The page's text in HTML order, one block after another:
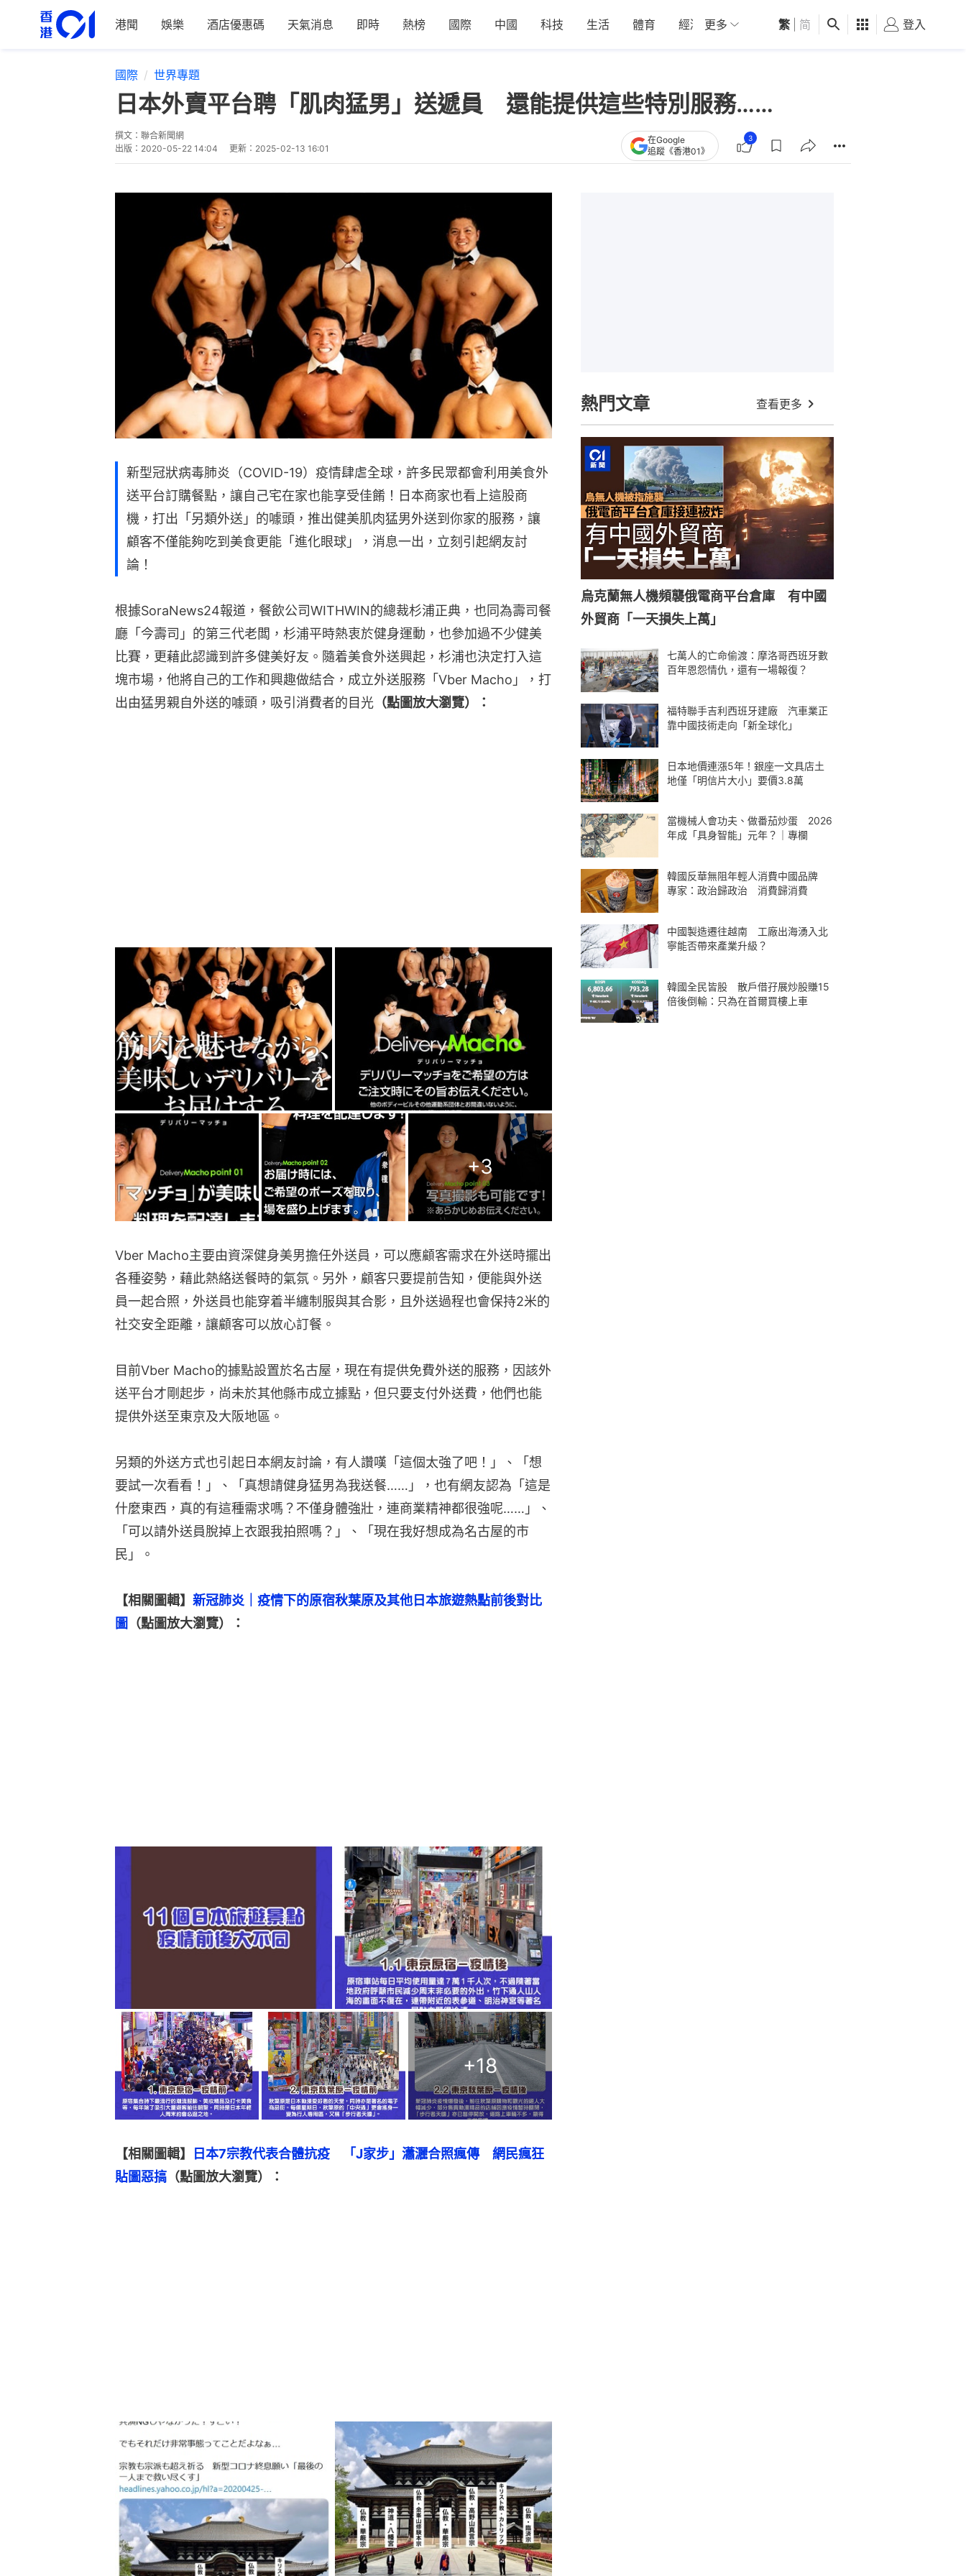
港聞 娛樂 酒店優惠碼 天氣消息 即時 熱榜 國際 中國 科技 生活 體育 經濟 01深圳 觀點 健康 好食玩飛
更多 繁 简 登入
國際 世界專題
日本外賣平台聘「肌肉猛男」送遞員 還能提供這些特別服務……
撰文： 聯合新聞網
出版： 2020-05-22 14:04 更新： 2025-02-13 16:01
在Google
追蹤《香港01》
3
新型冠狀病毒肺炎（COVID-19）疫情肆虐全球，許多民眾都會利用美食外
送平台訂購餐點，讓自己宅在家也能享受佳餚！日本商家也看上這股商
機，打出「另類外送」的噱頭，推出健美肌肉猛男外送到你家的服務，讓
顧客不僅能夠吃到美食更能「進化眼球」，消息一出，立刻引起網友討
論！
根據SoraNews24報道，餐飲公司WITHWIN的總裁杉浦正典，也同為壽司餐
廳「今壽司」的第三代老闆，杉浦平時熱衷於健身運動，也參加過不少健美
比賽，更藉此認識到許多健美好友。隨着美食外送興起，杉浦也決定打入這
塊市場，他將自己的工作和興趣做結合，成立外送服務「Vber Macho」，打
出由猛男親自外送的噱頭，吸引消費者的目光 （點圖放大瀏覽）：
+3
Vber Macho主要由資深健身美男擔任外送員，可以應顧客需求在外送時擺出
各種姿勢，藉此熱絡送餐時的氣氛。另外，顧客只要提前告知，便能與外送
員一起合照，外送員也能穿着半纏制服與其合影，且外送過程也會保持2米的
社交安全距離，讓顧客可以放心訂餐。
目前Vber Macho的據點設置於名古屋，現在有提供免費外送的服務，因該外
送平台才剛起步，尚未於其他縣市成立據點，但只要支付外送費，他們也能
提供外送至東京及大阪地區。
另類的外送方式也引起日本網友討論，有人讚嘆「這個太強了吧！」、「想
要試一次看看！」、「真想請健身猛男為我送餐……」，也有網友認為「這是
什麼東西，真的有這種需求嗎？不僅身體強壯，連商業精神都很強呢……」、
「可以請外送員脫掉上衣跟我拍照嗎？」、「現在我好想成為名古屋的市
民」。
【相關圖輯】 新冠肺炎｜疫情下的原宿秋葉原及其他日本旅遊熱點前後對比
圖 （點圖放大瀏覽）：
+18
【相關圖輯】
日本7宗教代表合體抗疫　「J家步」瀟灑合照瘋傳　網民瘋狂
貼圖惡搞 （點圖放大瀏覽）：
熱門文章 查看更多
烏克蘭無人機頻襲俄電商平台倉庫 有中國
外貿商「一天損失上萬」
七萬人的亡命偷渡：摩洛哥西班牙數
百年恩怨情仇，還有一場報復？
福特聯手吉利西班牙建廠 汽車業正
靠中國技術走向「新全球化」
日本地價連漲5年！銀座一文具店土
地僅「明信片大小」要價3.8萬
當機械人會功夫、做番茄炒蛋 2026
年成「具身智能」元年？｜專欄
韓國反華無阻年輕人消費中國品牌
專家：政治歸政治 消費歸消費
中國製造遷往越南 工廠出海湧入北
寧能否帶來產業升級？
韓國全民皆股 散戶借孖展炒股賺15
倍後倒輸：只為在首爾買樓上車